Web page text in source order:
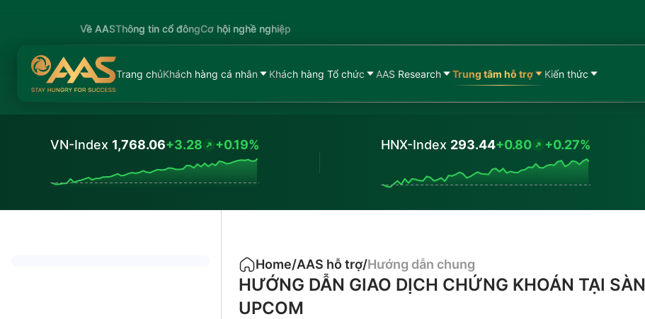
Về AASThông tin cổ đôngCơ hội nghề nghiệp
Trang chủKhách hàng cá nhân Khách hàng Tổ chức AAS Research Trung tâm hỗ trợ Kiến thức
VN-Index 1,768.06+3.28 +0.19% HNX-Index 293.44+0.80 +0.27%
Home/AAS hỗ trợ/Hướng dẫn chung
HƯỚNG DẪN GIAO DỊCH CHỨNG KHOÁN TẠI SÀN
UPCOM